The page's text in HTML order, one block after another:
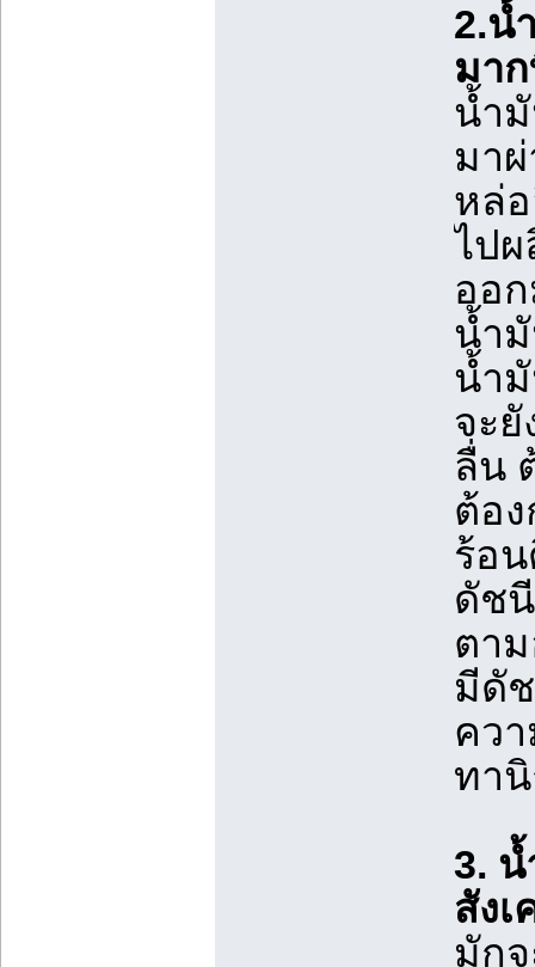
2.น้
มา
น้ำ
มา
หล่
ไป
ออ
น้ำ
น้ำ
จะ
ลื่น
ต้อ
ร้อ
ดัช
ตา
มีดั
คว
ทานิ
3.
สัง
มัก